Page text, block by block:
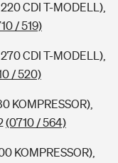
CDI T-MODELL),
/ 519)
CDI T-MODELL),
/ 520)
KOMPRESSOR),
(0710 / 564)
KOMPRESSOR),